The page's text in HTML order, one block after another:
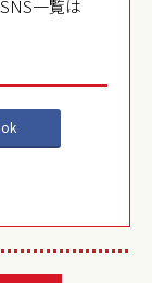
一覧は